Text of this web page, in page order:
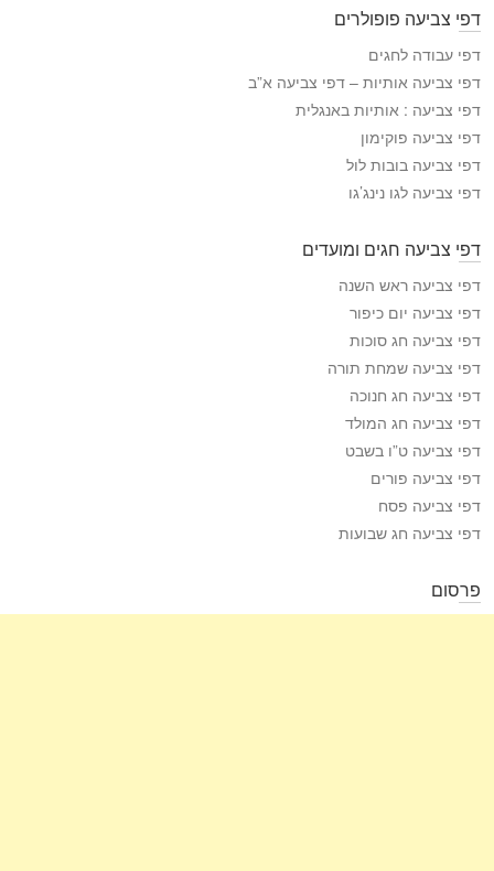
י
ה
צ
י
ע
ה
דפי צביעה פופולרים
דפי עבודה לחגים
דפי צביעה אותיות – דפי צביעה א”ב
דפי צביעה : אותיות באנגלית
דפי צביעה פוקימון
דפי צביעה בובות לול
דפי צביעה לגו נינג’גו
דפי צביעה חגים ומועדים
דפי צביעה ראש השנה
דפי צביעה יום כיפור
דפי צביעה חג סוכות
דפי צביעה שמחת תורה
דפי צביעה חג חנוכה
דפי צביעה חג המולד
דפי צביעה ט”ו בשבט
דפי צביעה פורים
דפי צביעה פסח
דפי צביעה חג שבועות
פרסום